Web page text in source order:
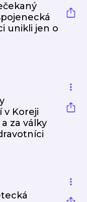
unikli jen o
v Koreji
za války